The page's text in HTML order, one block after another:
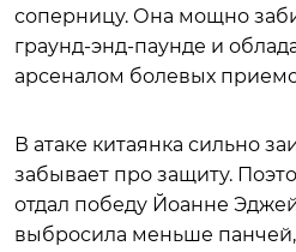
соперницу. Она мощно
граунд-энд-паунде и
арсеналом болевых
В атаке китаянка сильно
забывает про защиту.
отдал победу Йоанне
выбросила меньше